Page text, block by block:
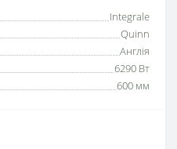
Integrale
Quinn
Англія
6290 Вт
600 мм